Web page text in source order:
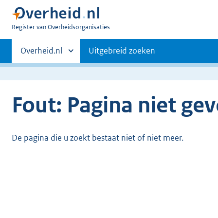
U
Register van Overheidsorganisaties
Primaire
navigatie
Andere
sites
Overheid.nl Uitgebreid zoeken
Fout: Pagina niet
De pagina die u zoekt bestaat niet of niet meer.